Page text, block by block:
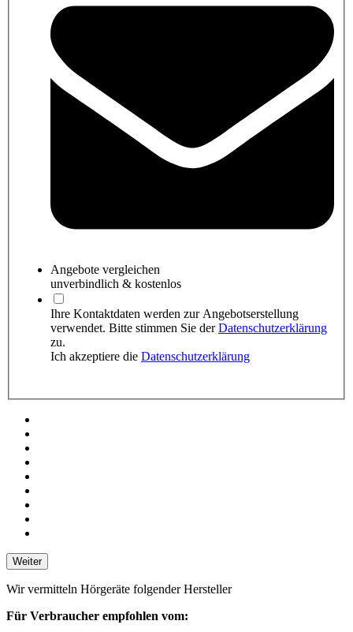
Angebote vergleichen
unverbindlich & kostenlos
Ihre Kontaktdaten werden zur Angebots­erstellung
verwendet. Bitte stimmen Sie derDatenschutzerklärung
zu.
Ich akzeptiere die Datenschutzerklärung
Weiter
Wir vermitteln Hörgeräte folgender Hersteller
Für Verbraucher empfohlen vom: